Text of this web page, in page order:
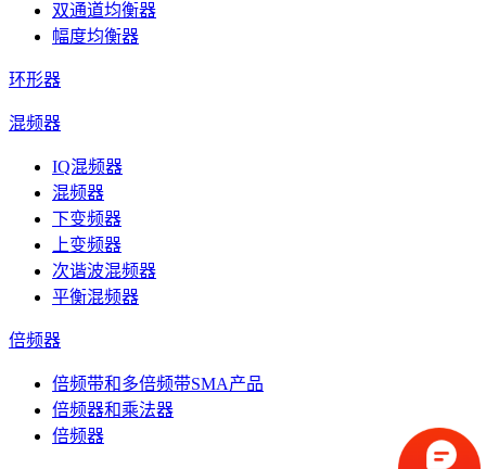
双通道均衡器
幅度均衡器
环形器
混频器
IQ混频器
混频器
下变频器
上变频器
次谐波混频器
平衡混频器
倍频器
倍频带和多倍频带SMA产品
倍频器和乘法器
倍频器